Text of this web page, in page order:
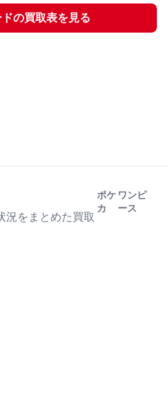
の買取表を見る
況をまとめた買取
ポケ
カ
ワンピ
ース